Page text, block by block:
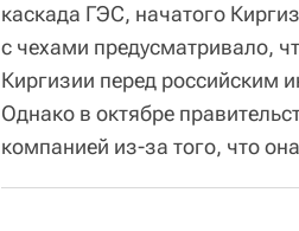
каскада ГЭС, начатого
с чехами предусматривало,
Киргизии перед российским
Однако в октябре
компанией из-за того, что